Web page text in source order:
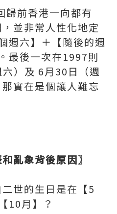
歸前香港一向都有
，並非常人性化地定
週六】＋【隨後的週
最後一次在1997則
）及 6月30日（週
實在是個讓人難忘
亂象背後原因〗
世的生日是在【5
10月】？